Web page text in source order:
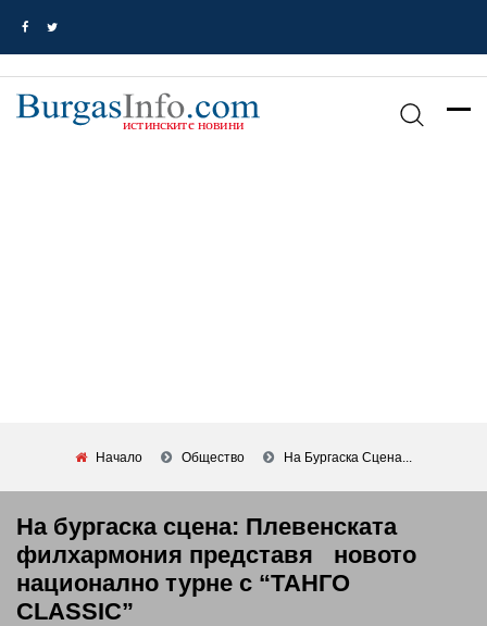
Начало Общество На Бургаска Сцена...
На бургаска сцена: Плевенската
филхармония представя новото
национално турне с “ТАНГО
CLASSIC”